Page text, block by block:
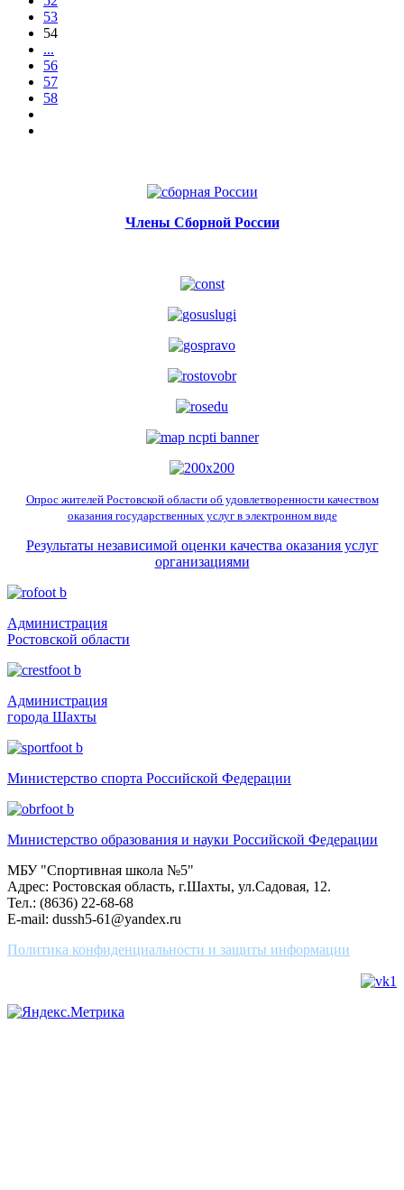
53
54
...
56
57
58
Члены Сборной России
Опрос жителей Ростовской области об удовлетворенности качеством
оказания государственных услуг в электронном виде
Результаты независимой оценки качества оказания услуг
организациями
Администрация
Ростовской области
Администрация
города Шахты
Министерство спорта Российской Федерации
Министерство образования и науки Российской Федерации
МБУ "Спортивная школа №5"
Адрес: Ростовская область, г.Шахты, ул.Садовая, 12.
Тел.: (8636) 22-68-68
E-mail: dussh5-61@yandex.ru
Политика конфиденциальности и защиты информации